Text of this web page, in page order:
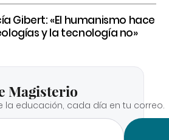
Gibert: «El humanismo hace
y la tecnología no»
Magisterio
la educación, cada día en tu correo.